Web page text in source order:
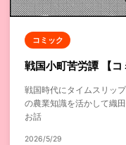
コミック
戦国小町苦労譚 【コ
戦国時代にタイムスリッ
の農業知識を活かして織
お話
2026/5/29